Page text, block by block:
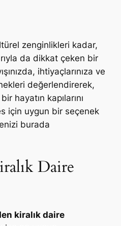
zenginlikleri kadar,
da dikkat çeken bir
ihtiyaçlarınıza ve
değerlendirerek,
hayatın kapılarını
için uygun bir seçenek
burada
Daire
kiralık daire